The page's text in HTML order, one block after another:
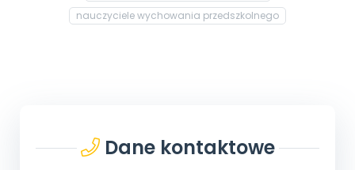
nauczyciele wychowania przedszkolnego
Dane kontaktowe